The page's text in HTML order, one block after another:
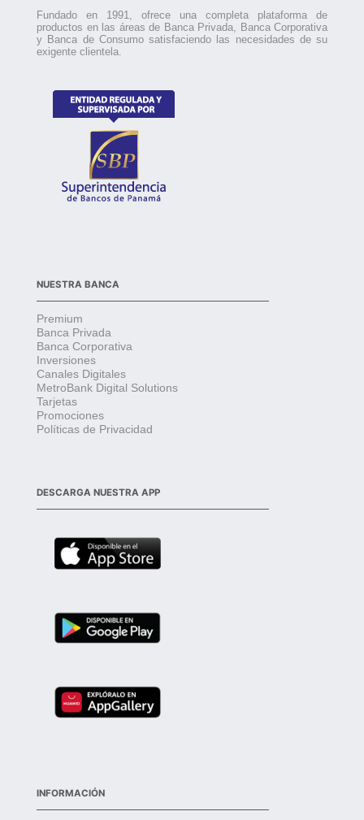
Fundado en 1991, ofrece una completa plataforma de
productos en las áreas de Banca Privada, Banca Corporativa
y Banca de Consumo satisfaciendo las necesidades de su
exigente clientela.
NUESTRA BANCA
Premium
Banca Privada
Banca Corporativa
Inversiones
Canales Digitales
MetroBank Digital Solutions
Tarjetas
Promociones
Políticas de Privacidad
DESCARGA NUESTRA APP
INFORMACIÓN